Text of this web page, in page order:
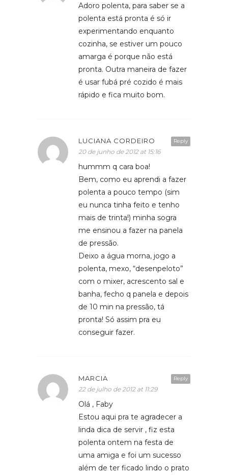
Adoro polenta, para saber se a
polenta está pronta é só ir
experimentando enquanto
cozinha, se estiver um pouco
amarga é porque não está
pronta. Outra maneira de fazer
é usar fubá pré cozido é mais
rápido e fica muito bom.
Reply
LUCIANA CORDEIRO
20 de junho de 2012 at 15:16
hummm q cara boa!
Bem, como eu aprendi a fazer
polenta a pouco tempo (sim
eu nunca tinha feito e tenho
mais de trinta!) minha sogra
me ensinou a fazer na panela
de pressão.
Deixo a água morna, jogo a
polenta, mexo, “desenpeloto”
com o mixer, acrescento sal e
banha, fecho q panela e depois
de 10 min na pressão, tá
pronta! Só assim pra eu
conseguir fazer.
Reply
MARCIA
22 de julho de 2012 at 11:29
Olá , Faby
Estou aqui pra te agradecer a
linda dica de servir , fiz esta
polenta ontem na festa de
uma amiga e foi um sucesso
além de ter ficado lindo o prato